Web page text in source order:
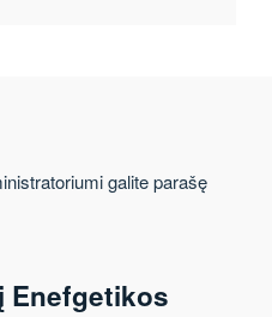
galite parašę
Enefgetikos